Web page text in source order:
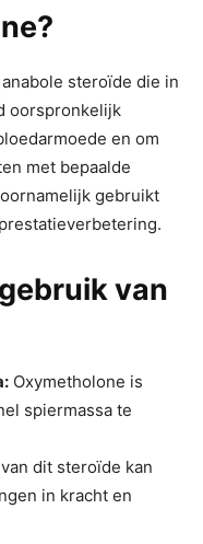
steroïde die in
oorspronkelijk
en om
met bepaalde
gebruikt
van
Oxymetholone is
spiermassa te
dit steroïde kan
in kracht en